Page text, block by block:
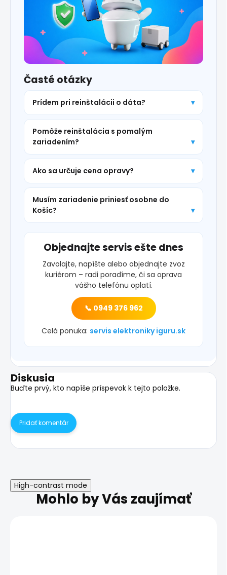
Časté otázky
Prídem pri reinštalácii o dáta?
Pomôže reinštalácia s pomalým
zariadením?
Ako sa určuje cena opravy?
Musím zariadenie priniesť osobne do
Košíc?
Objednajte servis ešte dnes
Zavolajte, napíšte alebo objednajte zvoz
kuriérom – radi poradíme, či sa oprava
vášho telefónu oplatí.
📞 0949 376 962
Celá ponuka: servis elektroniky iguru.sk
Diskusia
Buďte prvý, kto napíše príspevok k tejto položke.
Pridať komentár
High-contrast mode
Mohlo by Vás zaujímať